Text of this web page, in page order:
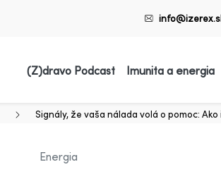
(Z)dravo Podcast Imunita a energia
Signály, že vaša nálada volá o pomoc:
Energia